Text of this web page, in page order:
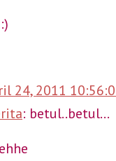
24, 2011
: betul..betul...